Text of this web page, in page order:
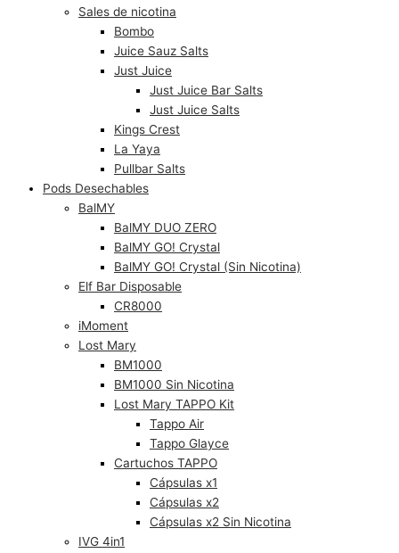
Sales de nicotina
Bombo
Juice Sauz Salts
Just Juice
Just Juice Bar Salts
Just Juice Salts
Kings Crest
La Yaya
Pullbar Salts
Pods Desechables
BalMY
BalMY DUO ZERO
BalMY GO! Crystal
BalMY GO! Crystal (Sin Nicotina)
Elf Bar Disposable
CR8000
iMoment
Lost Mary
BM1000
BM1000 Sin Nicotina
Lost Mary TAPPO Kit
Tappo Air
Tappo Glayce
Cartuchos TAPPO
Cápsulas x1
Cápsulas x2
Cápsulas x2 Sin Nicotina
IVG 4in1